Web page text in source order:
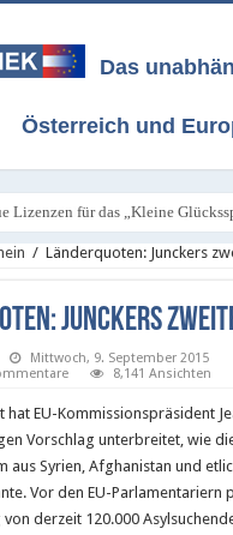
Das
Österreich und
Lizenzen für das „Kleine
Österreichs neues Glücksspiel-
/ Länderquoten: Junckers
Junckers
Mittwoch, 9. September 2015
8,141 Ansichten
hat EU-Kommissionspräsident
Vorschlag unterbreitet, wie
aus Syrien, Afghanistan und
Vor den EU-Parlamentariern
derzeit 120.000